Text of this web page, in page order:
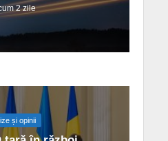
2 zile
și opinii